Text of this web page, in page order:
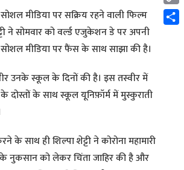
मीडिया पर सक्रिय रहने वाली फिल्म
ने सोमवार को वर्ल्ड एजुकेशन डे पर अपनी
मीडिया पर फैंस के साथ साझा की है।
उनके स्कूल के दिनों की है। इस तस्वीर में
दोस्तों के साथ स्कूल यूनिफ़ॉर्म में मुस्कुराती
के साथ ही शिल्पा शेट्टी ने कोरोना महामारी
नुकसान को लेकर चिंता जाहिर की है और
Copy
Link